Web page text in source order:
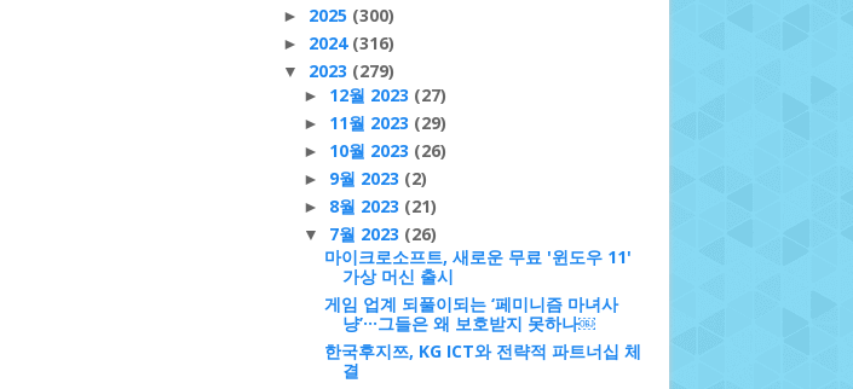
► 2025 (300)
► 2024 (316)
▼ 2023 (279)
► 12월 2023 (27)
► 11월 2023 (29)
► 10월 2023 (26)
► 9월 2023 (2)
► 8월 2023 (21)
▼ 7월 2023 (26)
마이크로소프트, 새로운 무료 '윈도우 11'
가상 머신 출시
게임 업계 되풀이되는 ‘페미니즘 마녀사
냥’···그들은 왜 보호받지 못하나￼
한국후지쯔, KG ICT와 전략적 파트너십 체
결